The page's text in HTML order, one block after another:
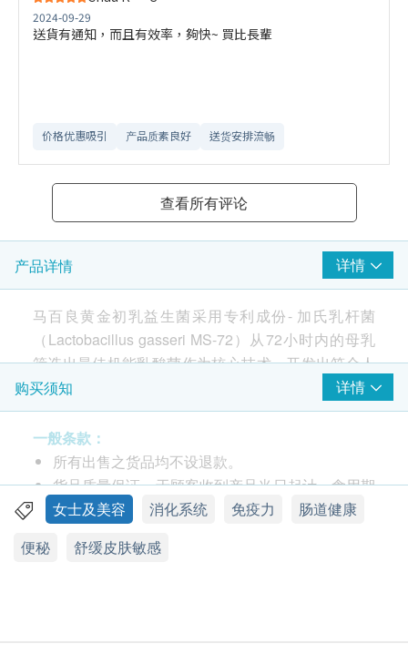
2024-09-29
送貨有通知，而且有效率，夠快~ 買比長輩
价格优惠吸引 产品质素良好 送货安排流畅
查看所有评论
产品详情 详情
马百良黄金初乳益生菌采用专利成份- 加氏乳杆菌
（Lactobacillus gasseri MS-72）从72小时内的母乳
筛选出最佳机能乳酸菌作为核心技术，开发出符合人
体体质的基础保健食品。
产品不含麸质、无20种过敏原，采用非药性配方，达
300亿专利益生菌，集合益生质、益生菌、后生元，
并特别加入5合1草本复方及专利膳食纤维的肠胃道保
健品。
凤梨口味，容易入口。凤梨富含维他命B、C群及膳食
纤维，有助促进新陈代谢。
推荐给希望同时摄取乳酸菌与脯氨酸的族群，更适合
购买须知 详情
一般条款：
所有出售之货品均不设退款。
货品质量保证，于顾客收到产品当日起计，食用期
应最少有12个月或以上。
供。
女士及美容 消化系统 免疫力
肠道健康
便秘
舒缓皮肤敏感